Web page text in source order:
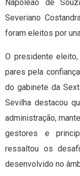
Napoleão de
Severiano
foram eleitos por
O presidente
pares pela
do gabinete da
Sevilha destacou
administração,
gestores e
ressaltou os
desenvolvido no